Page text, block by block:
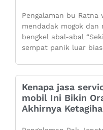
Pengalaman bu
mendadak mogok
bengkel abal-abal
sempat panik luar
Kenapa jasa
mobil Ini Bikin
Akhirnya